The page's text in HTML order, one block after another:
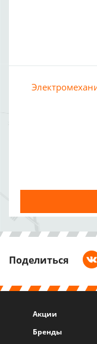
Поделиться
Акции
Бренды